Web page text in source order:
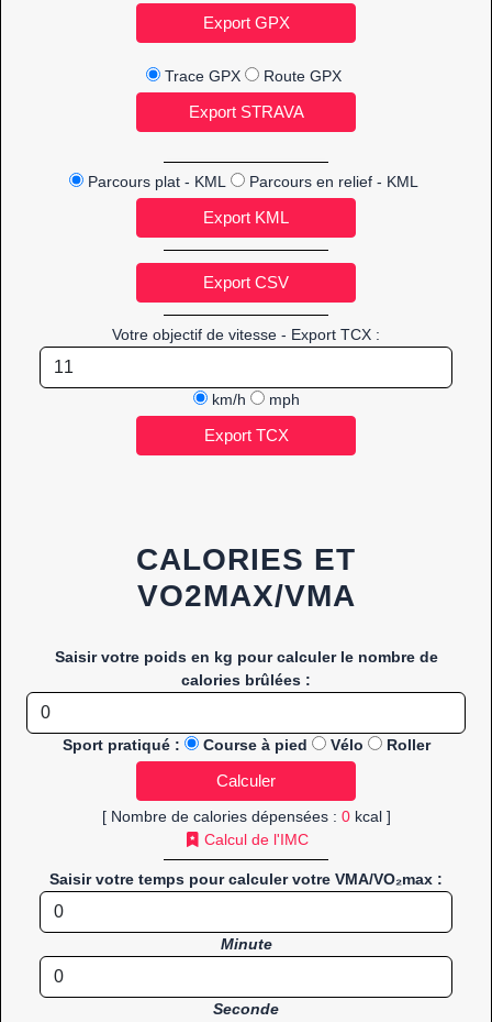
Trace GPX Route GPX
Parcours plat - KML Parcours en relief - KML
Votre objectif de vitesse - Export TCX :
km/h mph
CALORIES ET
VO2MAX/VMA
Saisir votre poids en kg pour calculer le nombre de
calories brûlées :
Sport pratiqué : Course à pied Vélo Roller
[ Nombre de calories dépensées : 0kcal ]
Calcul de l'IMC
Saisir votre temps pour calculer votre VMA/VO₂max :
Minute
Seconde